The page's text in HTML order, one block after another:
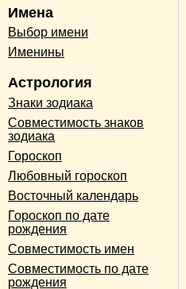
Имена
Выбор имени
Именины
Астрология
Знаки зодиака
Совместимость знаков
зодиака
Гороскоп
Любовный гороскоп
Восточный календарь
Гороскоп по дате
рождения
Совместимость имен
Совместимость по дате
рождения